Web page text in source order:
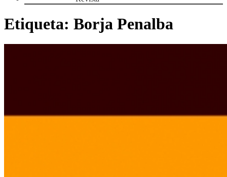
Etiqueta: Borja Penalba